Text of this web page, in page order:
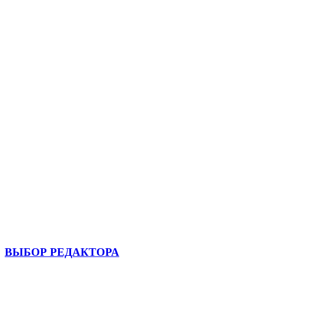
ВЫБОР РЕДАКТОРА